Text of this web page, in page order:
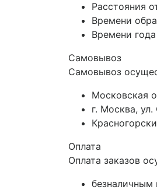
Расстояния
Времени
Времени года
Самовывоз
Самовывоз
Московская
г. Москва,
Оплата
Оплата заказов
безналичным